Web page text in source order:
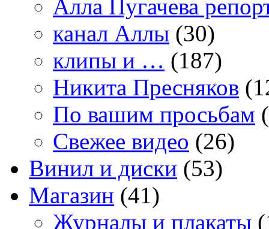
Алла Пугачева
канал Аллы (30)
клипы и … (187)
Никита Пресняков
По вашим просьбам
Свежее видео (26)
Винил и диски (53)
Магазин (41)
Журналы и плакаты